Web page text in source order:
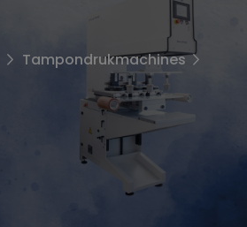
Tampondrukmachines